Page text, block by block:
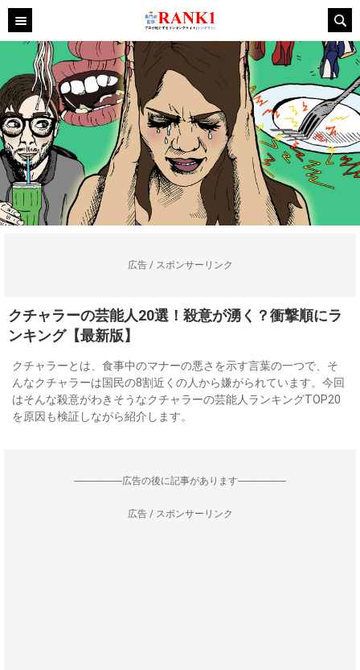
広告 / スポンサーリンク
クチャラーの芸能人20選！殺意が湧く？衝撃順にラ
ンキング【最新版】
クチャラーとは、食事中のマナーの悪さを示す言葉の一つで、そ
んなクチャラーは国民の8割近くの人から嫌がられています。今回
はそんな殺意がわきそうなクチャラーの芸能人ランキングTOP20
を原因も検証しながら紹介します。
--------------------広告の後に記事があります--------------------
広告 / スポンサーリンク